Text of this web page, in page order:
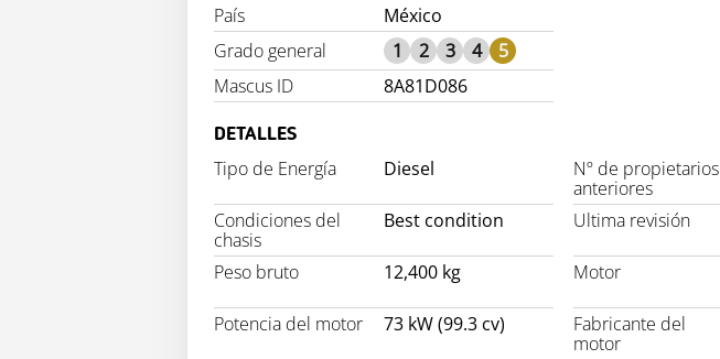
País
México
Grado general
1 2 3 4
5
Mascus ID
8A81D086
DETALLES
Tipo de Energía Diesel
Nº de propietarios
anteriores
Condiciones del
chasis
Best condition Ultima revisión
Peso bruto 12,400 kg Motor
Potencia del motor
73 kW (99.3 cv)
Fabricante del
motor